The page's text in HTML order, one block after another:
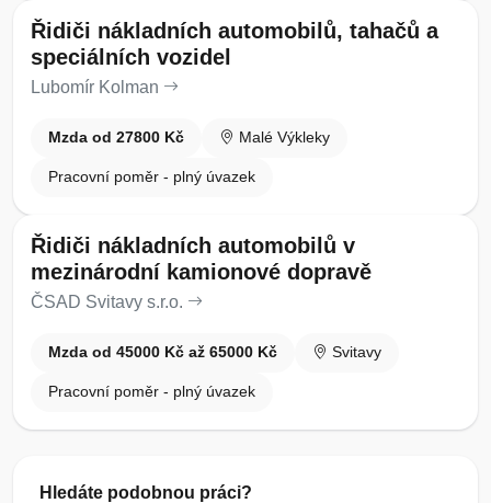
Řidiči nákladních automobilů, tahačů a
speciálních vozidel
Lubomír Kolman
Mzda od 27800 Kč Malé Výkleky
Pracovní poměr - plný úvazek
Řidiči nákladních automobilů v
mezinárodní kamionové dopravě
ČSAD Svitavy s.r.o.
Mzda od 45000 Kč až 65000 Kč Svitavy
Pracovní poměr - plný úvazek
Hledáte podobnou práci?